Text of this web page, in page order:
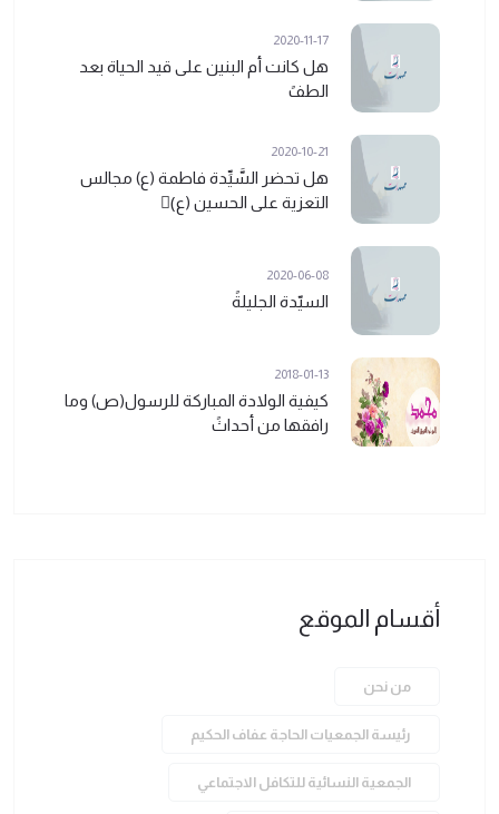
2020-11-17
هل كانت أم البنين على قيد الحياة بعد
الطفً
2020-10-21
هل تحضر السَّيِّدة فاطمة (ع) مجالس
التعزية على الحسين (ع)ً
2020-06-08
السيّدة الجليلةً
2018-01-13
كيفية الولادة المباركة للرسول(ص) وما
رافقها من أحداثً
أقسام الموقع
من نحن
رئيسة الجمعيات الحاجة عفاف الحكيم
الجمعية النسائية للتكافل الاجتماعي